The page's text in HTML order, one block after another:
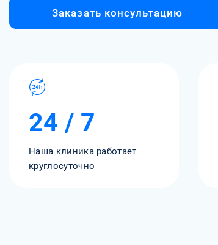
Заказать консультацию
24 / 7
Наша клиника работает
круглосуточно